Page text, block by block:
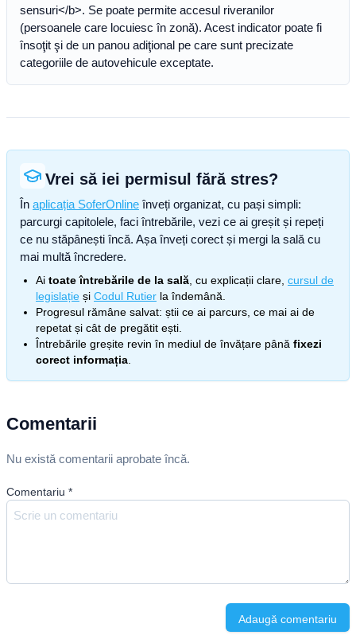
sensuri</b>. Se poate permite accesul riveranilor
(persoanele care locuiesc în zonă). Acest indicator poate fi
însoţit şi de un panou adiţional pe care sunt precizate
categoriile de autovehicule exceptate.
Vrei să iei permisul fără stres?
În aplicația SoferOnline înveți organizat, cu pași simpli:
parcurgi capitolele, faci întrebările, vezi ce ai greșit și repeți
ce nu stăpânești încă. Așa înveți corect și mergi la sală cu
mai multă încredere.
Ai toate întrebările de la sală , cu explicații clare, cursul de
legislație și Codul Rutier la îndemână.
Progresul rămâne salvat: știi ce ai parcurs, ce mai ai de
repetat și cât de pregătit ești.
Întrebările greșite revin în mediul de învățare până fixezi
corect informația
Comentarii
Nu există comentarii aprobate încă.
Comentariu *
Adaugă comentariu